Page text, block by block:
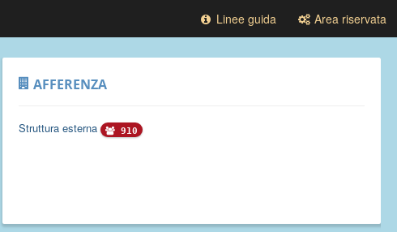
Linee guida Area riservata
AFFERENZA
Struttura esterna 910